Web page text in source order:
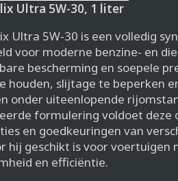
Ultra 5W-30, 1 liter
Ultra 5W-30 is een volledig
voor moderne benzine- en
bescherming en soepele
houden, slijtage te beperken
onder uiteenlopende
formulering voldoet deze
en goedkeuringen van
hij geschikt is voor voertuigen
en efficiëntie.